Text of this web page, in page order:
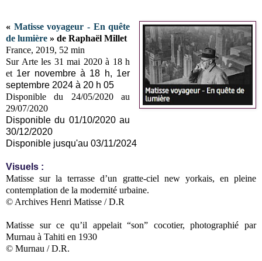
« Matisse voyageur - En quête
de lumière » de Raphaël Millet
France, 2019, 52 min
Sur Arte les 31 mai 2020 à 18 h
et 1er novembre à 18 h, 1er
septembre 2024 à 20 h 05
Disponible du 24/05/2020 au
29/07/2020
Disponible du 01/10/2020 au
30/12/2020
Disponible jusqu'au 03/11/2024
Visuels :
Matisse sur la terrasse d’un gratte-ciel new yorkais, en pleine
contemplation de la modernité urbaine.
© Archives Henri Matisse / D.R
Matisse sur ce qu’il appelait “son” cocotier, photographié par
Murnau à Tahiti en 1930
© Murnau / D.R.